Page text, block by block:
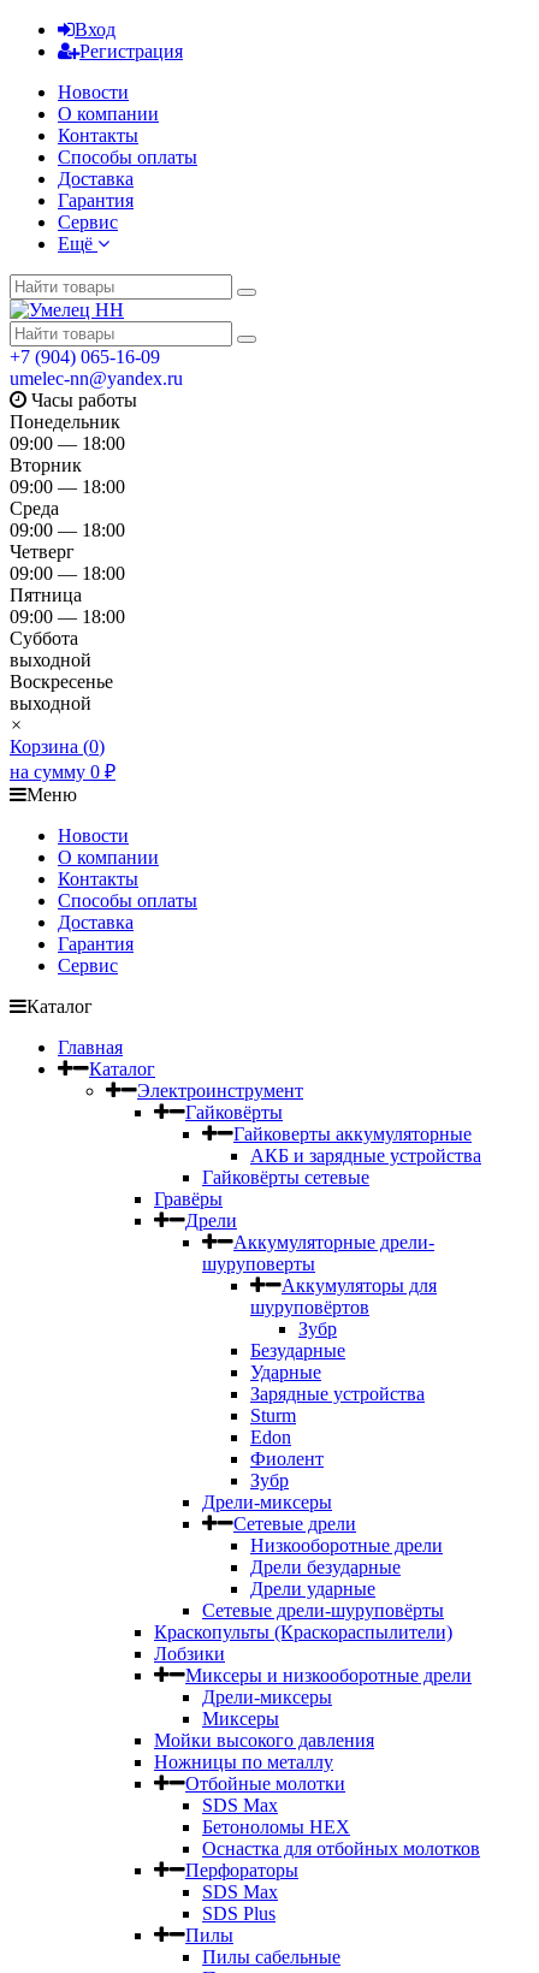
Вход
Регистрация
Новости
О компании
Контакты
Способы оплаты
Доставка
Гарантия
Сервис
Ещё
+7 (904) 065-16-09
umelec-nn@yandex.ru
Часы работы
Понедельник
09:00 — 18:00
Вторник
09:00 — 18:00
Среда
09:00 — 18:00
Четверг
09:00 — 18:00
Пятница
09:00 — 18:00
Суббота
выходной
Воскресенье
выходной
×
Корзина (0)
на сумму 0 ₽
Меню
Новости
О компании
Контакты
Способы оплаты
Доставка
Гарантия
Сервис
Каталог
Главная
Каталог
Электроинструмент
Гайковёрты
Гайковерты аккумуляторные
АКБ и зарядные устройства
Гайковёрты сетевые
Гравёры
Дрели
Аккумуляторные дрели-
шуруповерты
Аккумуляторы для
шуруповёртов
Зубр
Безударные
Ударные
Зарядные устройства
Sturm
Edon
Фиолент
Зубр
Дрели-миксеры
Сетевые дрели
Низкооборотные дрели
Дрели безударные
Дрели ударные
Сетевые дрели-шуруповёрты
Краскопульты (Краскораспылители)
Лобзики
Миксеры и низкооборотные дрели
Дрели-миксеры
Миксеры
Мойки высокого давления
Ножницы по металлу
Отбойные молотки
SDS Max
Бетоноломы HEX
Оснастка для отбойных молотков
Перфораторы
SDS Max
SDS Plus
Пилы
Пилы сабельные